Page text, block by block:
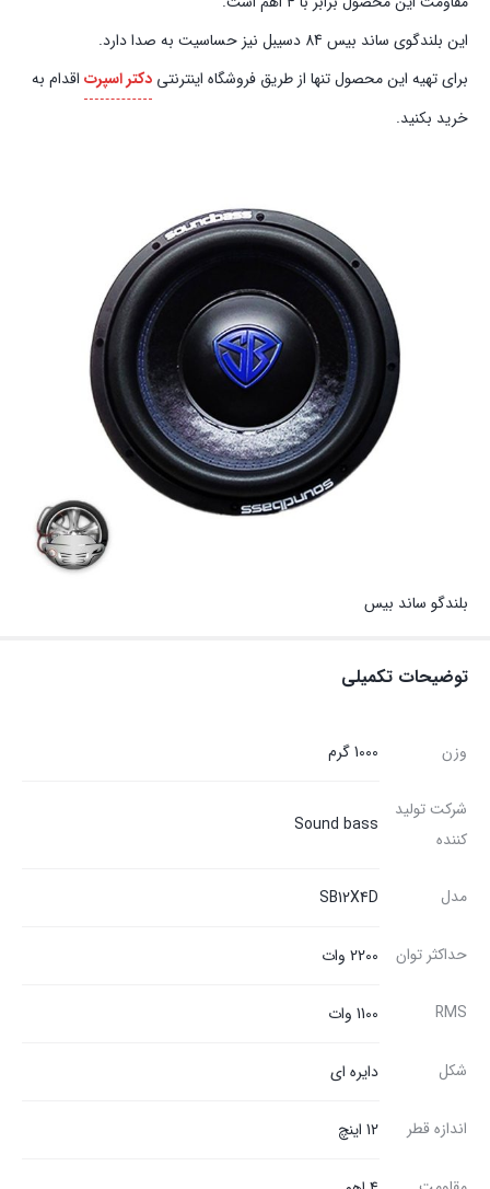
این بلندگوی ساند بیس 84 دسیبل نیز حساسیت به صدا دارد.
برای تهیه این محصول تنها از طریق فروشگاه اینترنتی دکتر اسپرت اقدام به
خرید بکنید.
بلندگو ساند بیس
توضیحات تکمیلی
وزن 1000 گرم
شرکت تولید
کننده
Sound bass
مدل SB12X4D
حداکثر توان 2200 وات
RMS 1100 وات
شکل دایره ای
اندازه قطر 12 اینچ